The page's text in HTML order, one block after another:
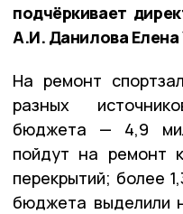
подчёркивает
А.И. Данилова Елена
На ремонт
разных
бюджета — 4,9
пойдут на ремонт
перекрытий; более
бюджета выделили